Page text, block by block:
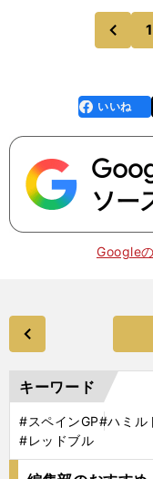
らは、予選・決勝
ー
前
1
faceboo
k
いいね
Google
キーワード
#スペインGP#ハミル
#レッドブル